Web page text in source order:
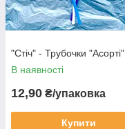
"Стіч" - Трубочки "Асорті"
В наявності
12,90 ₴/упаковка
Купити